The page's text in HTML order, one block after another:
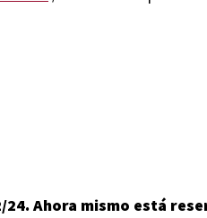
Ahora mismo está